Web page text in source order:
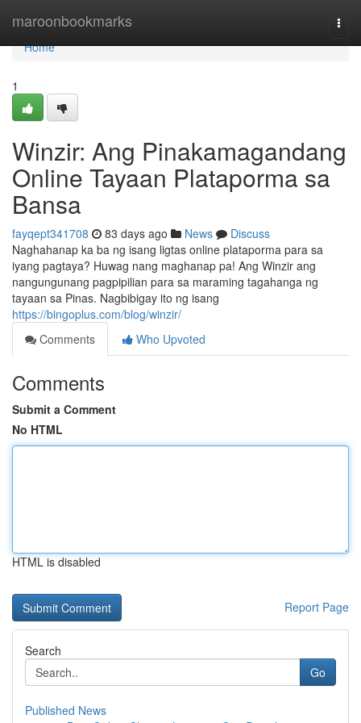
maroonbookmarks
Home
Home
1
Winzir: Ang Pinakamagandang
Online Tayaan Plataporma sa
Bansa
fayqept341708 83 days ago News
Discuss
Naghahanap ka ba ng isang ligtas online plataporma para sa
iyang pagtaya? Huwag nang maghanap pa! Ang Winzir ang
nangungunang pagpipilian para sa maraming tagahanga ng
tayaan sa Pinas. Nagbibigay ito ng isang
https://bingoplus.com/blog/winzir/
Comments
Who Upvoted
Comments
Submit a Comment
No HTML
HTML is disabled
Report Page
Search
Go
Published News